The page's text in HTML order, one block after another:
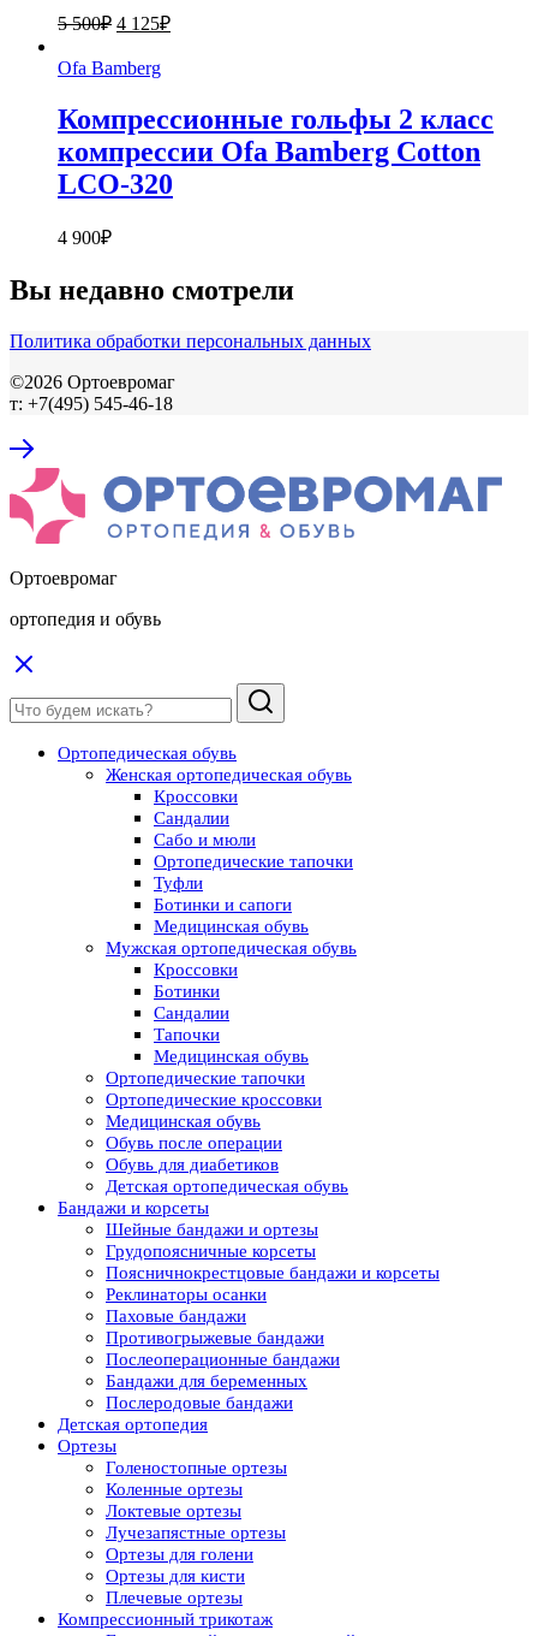
5 500₽ Первоначальная
составляла
5
4 125₽Текущая
Ofa Bamberg
Компрессионные гольфы 2 класс
компрессии Ofa Bamberg Cotton
LCO-320
4 900₽
Вы недавно смотрели
Политика обработки персональных данных
©2026 Ортоевромаг
т: +7(495) 545-46-18
Ортоевромаг
ортопедия и обувь
Ортопедическая обувь
Женская ортопедическая обувь
Кроссовки
Сандалии
Сабо и мюли
Ортопедические тапочки
Туфли
Ботинки и сапоги
Медицинская обувь
Мужская ортопедическая обувь
Кроссовки
Ботинки
Сандалии
Тапочки
Медицинская обувь
Ортопедические тапочки
Ортопедические кроссовки
Медицинская обувь
Обувь после операции
Обувь для диабетиков
Детская ортопедическая обувь
Бандажи и корсеты
Шейные бандажи и ортезы
Грудопоясничные корсеты
Поясничнокрестцовые бандажи и корсеты
Реклинаторы осанки
Паховые бандажи
Противогрыжевые бандажи
Послеоперационные бандажи
Бандажи для беременных
Послеродовые бандажи
Детская ортопедия
Ортезы
Голеностопные ортезы
Коленные ортезы
Локтевые ортезы
Лучезапястные ортезы
Ортезы для голени
Ортезы для кисти
Плечевые ортезы
Компрессионный трикотаж